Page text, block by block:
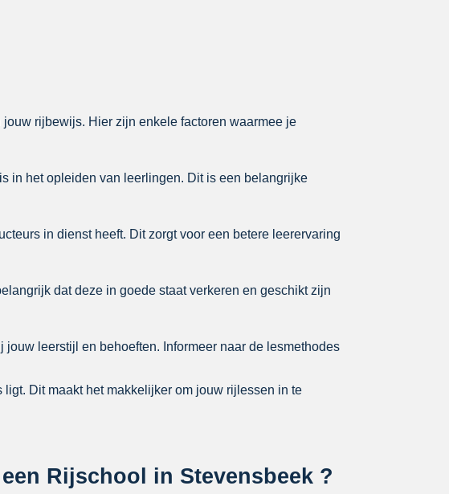
rijbewijs. Hier zijn enkele factoren waarmee je
in het opleiden van leerlingen. Dit is een belangrijke
in dienst heeft. Dit zorgt voor een betere leerervaring
dat deze in goede staat verkeren en geschikt zijn
leerstijl en behoeften. Informeer naar de lesmethodes
Dit maakt het makkelijker om jouw rijlessen in te
Rijschool in Stevensbeek ?